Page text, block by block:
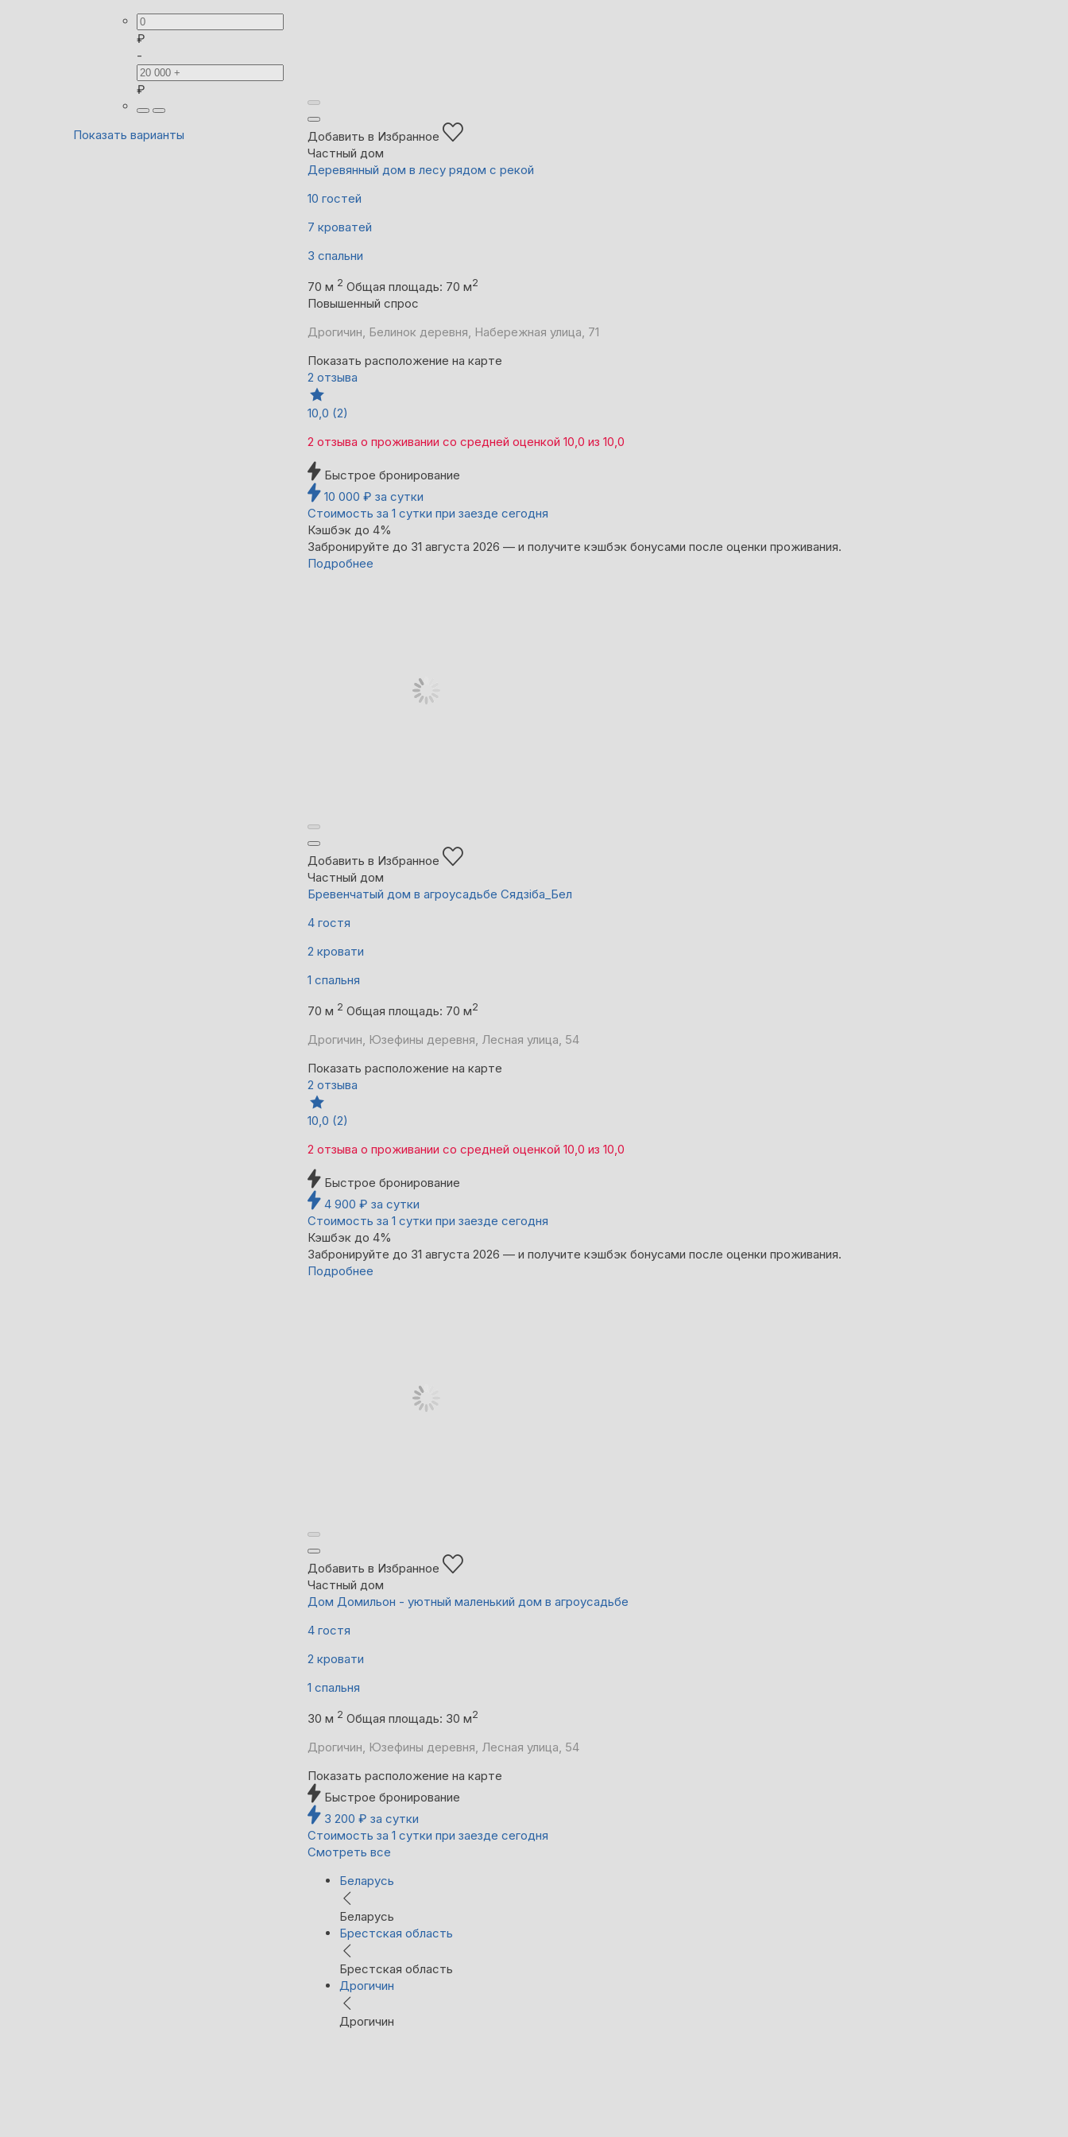
₽
-
₽
Показать варианты
Добавить в Избранное
Частный дом
Деревянный дом в лесу рядом с рекой
10 гостей
7 кроватей
3 спальни
70 м 2 Общая площадь: 70 м2
Повышенный спрос
Дрогичин, Белинок деревня, Набережная улица, 71
Показать расположение на карте
2 отзыва
10,0 (2)
2 отзыва о проживании со средней оценкой 10,0 из 10,0
Быстрое бронирование
10 000 ₽ за сутки
Стоимость за 1 сутки при заезде сегодня
Кэшбэк до 4%
Забронируйте до 31 августа 2026 — и получите кэшбэк бонусами после оценки проживания.
Подробнее
Добавить в Избранное
Частный дом
Бревенчатый дом в агроусадьбе Сядзiба_Бел
4 гостя
2 кровати
1 спальня
70 м 2 Общая площадь: 70 м2
Дрогичин, Юзефины деревня, Лесная улица, 54
Показать расположение на карте
2 отзыва
10,0 (2)
2 отзыва о проживании со средней оценкой 10,0 из 10,0
Быстрое бронирование
4 900 ₽ за сутки
Стоимость за 1 сутки при заезде сегодня
Кэшбэк до 4%
Забронируйте до 31 августа 2026 — и получите кэшбэк бонусами после оценки проживания.
Подробнее
Добавить в Избранное
Частный дом
Дом Домильон - уютный маленький дом в агроусадьбе
4 гостя
2 кровати
1 спальня
30 м 2 Общая площадь: 30 м2
Дрогичин, Юзефины деревня, Лесная улица, 54
Показать расположение на карте
Быстрое бронирование
3 200 ₽ за сутки
Стоимость за 1 сутки при заезде сегодня
Смотреть все
Беларусь
Беларусь
Брестская область
Брестская область
Дрогичин
Дрогичин